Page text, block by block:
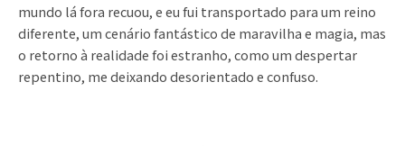
mundo lá fora recuou, e eu fui transportado para um reino
diferente, um cenário fantástico de maravilha e magia, mas
o retorno à realidade foi estranho, como um despertar
repentino, me deixando desorientado e confuso.